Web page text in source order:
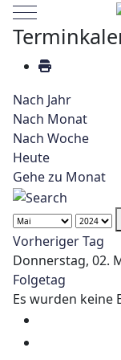
Mobile Menu
Nach Jahr
Nach Monat
Nach Woche
Heute
Gehe zu Monat
Vorheriger Tag
Donnerstag, 02.
Folgetag
Es wurden keine